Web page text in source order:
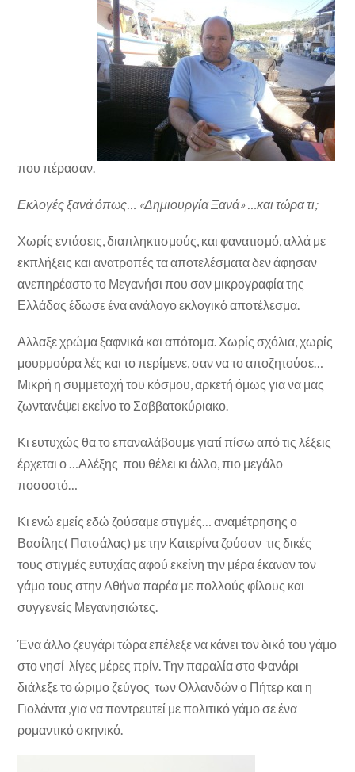
που πέρασαν.
Εκλογές ξανά όπως… «Δημιουργία Ξανά» …και τώρα τι;
Χωρίς εντάσεις, διαπληκτισμούς, και φανατισμό, αλλά με
εκπλήξεις και ανατροπές τα αποτελέσματα δεν άφησαν
ανεπηρέαστο το Μεγανήσι που σαν μικρογραφία της
Ελλάδας έδωσε ένα ανάλογο εκλογικό αποτέλεσμα.
Αλλαξε χρώμα ξαφνικά και απότομα. Χωρίς σχόλια, χωρίς
μουρμούρα λές και το περίμενε, σαν να το αποζητούσε…
Μικρή η συμμετοχή του κόσμου, αρκετή όμως για να μας
ζωντανέψει εκείνο το Σαββατοκύριακο.
Κι ευτυχώς θα το επαναλάβουμε γιατί πίσω από τις λέξεις
έρχεται ο …Αλέξης που θέλει κι άλλο, πιο μεγάλο
ποσοστό…
Κι ενώ εμείς εδώ ζούσαμε στιγμές… αναμέτρησης ο
Βασίλης( Πατσάλας) με την Κατερίνα ζούσαν τις δικές
τους στιγμές ευτυχίας αφού εκείνη την μέρα έκαναν τον
γάμο τους στην Αθήνα παρέα με πολλούς φίλους και
συγγενείς Μεγανησιώτες.
Ένα άλλο ζευγάρι τώρα επέλεξε να κάνει τον δικό του γάμο
στο νησί λίγες μέρες πρίν. Την παραλία στο Φανάρι
διάλεξε το ώριμο ζεύγος των Ολλανδών ο Πήτερ και η
Γιολάντα ,για να παντρευτεί με πολιτικό γάμο σε ένα
ρομαντικό σκηνικό.